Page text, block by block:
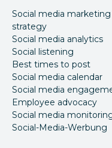
Social media marketing
strategy
Social media analytics
Social listening
Best times to post
Social media calendar
Social media
Employee advocacy
Social media
Social-Media-Werbung